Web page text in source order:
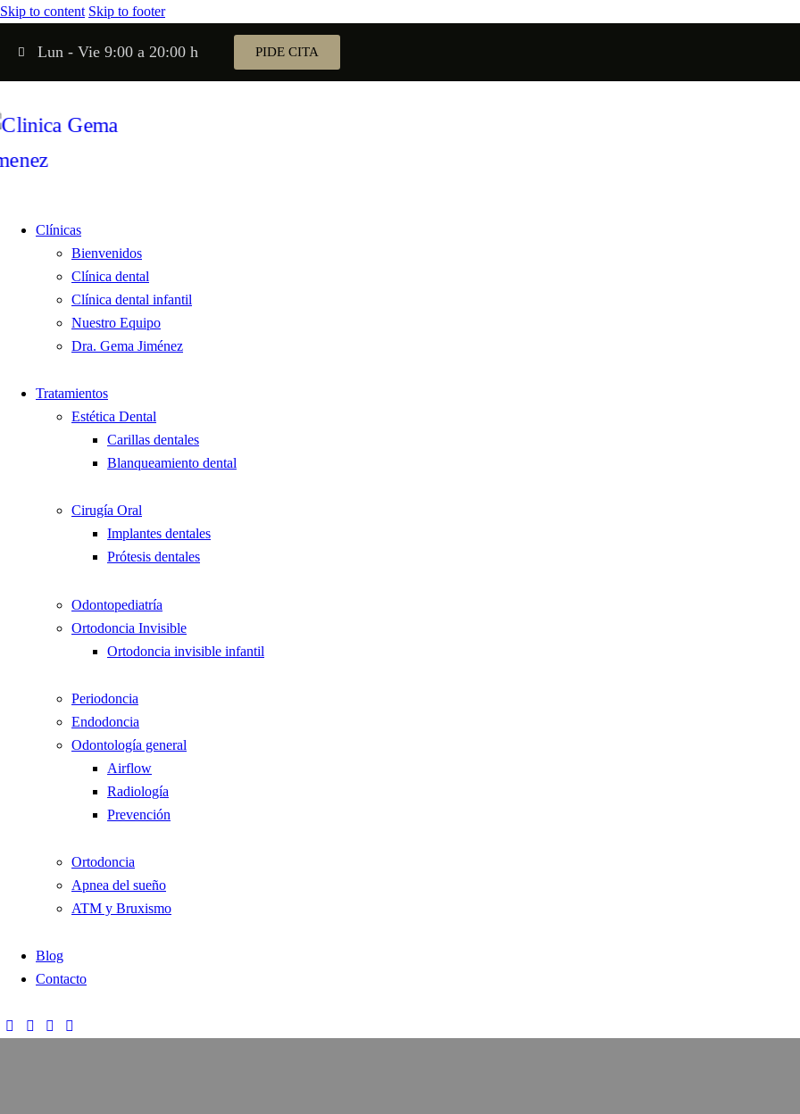
Skip to content Skip to footer
Lun - Vie 9:00 a 20:00 h PIDE CITA
Clínicas
Bienvenidos
Clínica dental
Clínica dental infantil
Nuestro Equipo
Dra. Gema Jiménez
Tratamientos
Estética Dental
Carillas dentales
Blanqueamiento dental
Cirugía Oral
Implantes dentales
Prótesis dentales
Odontopediatría
Ortodoncia Invisible
Ortodoncia invisible infantil
Periodoncia
Endodoncia
Odontología general
Airflow
Radiología
Prevención
Ortodoncia
Apnea del sueño
ATM y Bruxismo
Blog
Contacto